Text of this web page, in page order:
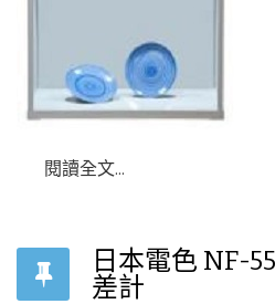
閱讀全文...
日本電色 NF-
差計